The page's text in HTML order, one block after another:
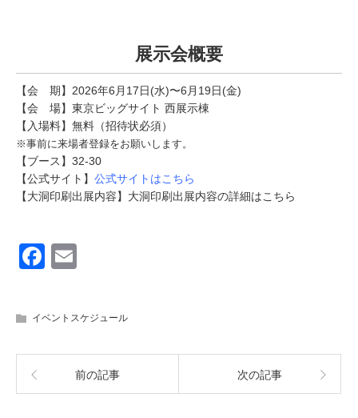
展示会概要
【会 期】2026年6月17日(水)〜6月19日(金)
【会 場】東京ビッグサイト 西展示棟
【入場料】無料（招待状必須）
※事前に来場者登録をお願いします。
【ブース】32-30
【公式サイト】 公式サイトはこちら
【大洞印刷出展内容】大洞印刷出展内容の詳細はこちら
F
c
b
ail
イベントスケジュール
前の記事 次の記事